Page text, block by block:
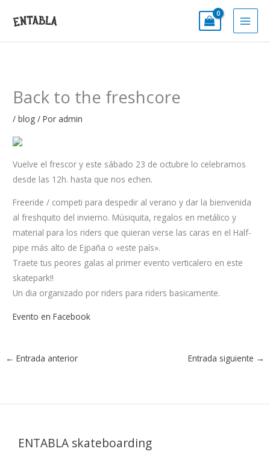
Back to the freshcore
/blog / Por admin
Vuelve el frescor y este sábado 23 de octubre lo celebramos
desde las 12h. hasta que nos echen.
Freeride / competi para despedir al verano y dar la bienvenida
al freshquito del invierno. Músiquita, regalos en metálico y
material para los riders que quieran verse las caras en el Half-
pipe más alto de Ejpaña o «este país».
Traete tus peores galas al primer evento verticalero en este
skatepark!!
Un dia organizado por riders para riders basicamente.
Evento en Facebook
← Entrada anterior Entrada siguiente →
ENTABLA skateboarding